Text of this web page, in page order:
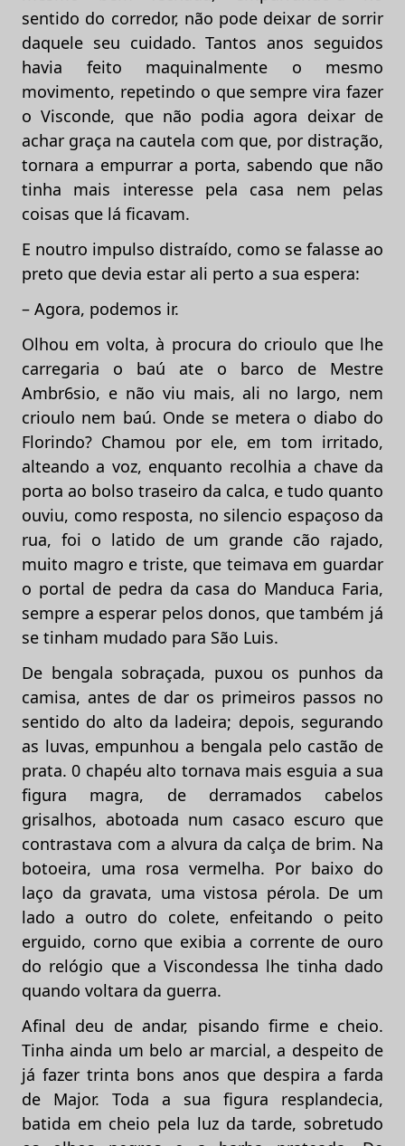
sentido do corredor, não pode deixar de sorrir
daquele seu cuidado. Tantos anos seguidos
havia feito maquinalmente o mesmo
movimento, repetindo o que sempre vira fazer
o Visconde, que não podia agora deixar de
achar graça na cautela com que, por distração,
tornara a empurrar a porta, sabendo que não
tinha mais interesse pela casa nem pelas
coisas que lá ficavam.
E noutro impulso distraído, como se falasse ao
preto que devia estar ali perto a sua espera:
– Agora, podemos ir.
Olhou em volta, à procura do crioulo que lhe
carregaria o baú ate o barco de Mestre
Ambr6sio, e não viu mais, ali no largo, nem
crioulo nem baú. Onde se metera o diabo do
Florindo? Chamou por ele, em tom irritado,
alteando a voz, enquanto recolhia a chave da
porta ao bolso traseiro da calca, e tudo quanto
ouviu, como resposta, no silencio espaçoso da
rua, foi o latido de um grande cão rajado,
muito magro e triste, que teimava em guardar
o portal de pedra da casa do Manduca Faria,
sempre a esperar pelos donos, que também já
se tinham mudado para São Luis.
De bengala sobraçada, puxou os punhos da
camisa, antes de dar os primeiros passos no
sentido do alto da ladeira; depois, segurando
as luvas, empunhou a bengala pelo castão de
prata. 0 chapéu alto tornava mais esguia a sua
figura magra, de derramados cabelos
grisalhos, abotoada num casaco escuro que
contrastava com a alvura da calça de brim. Na
botoeira, uma rosa vermelha. Por baixo do
laço da gravata, uma vistosa pérola. De um
lado a outro do colete, enfeitando o peito
erguido, corno que exibia a corrente de ouro
do relógio que a Viscondessa lhe tinha dado
quando voltara da guerra.
Afinal deu de andar, pisando firme e cheio.
Tinha ainda um belo ar marcial, a despeito de
já fazer trinta bons anos que despira a farda
de Major. Toda a sua figura resplandecia,
batida em cheio pela luz da tarde, sobretudo